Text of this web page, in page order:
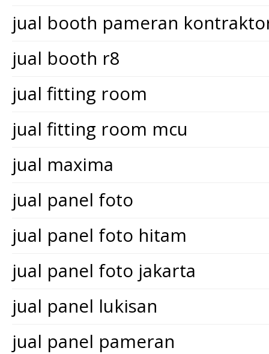
jual booth pameran
jual booth r8
jual fitting room
jual fitting room mcu
jual maxima
jual panel foto
jual panel foto hitam
jual panel foto jakarta
jual panel lukisan
jual panel pameran